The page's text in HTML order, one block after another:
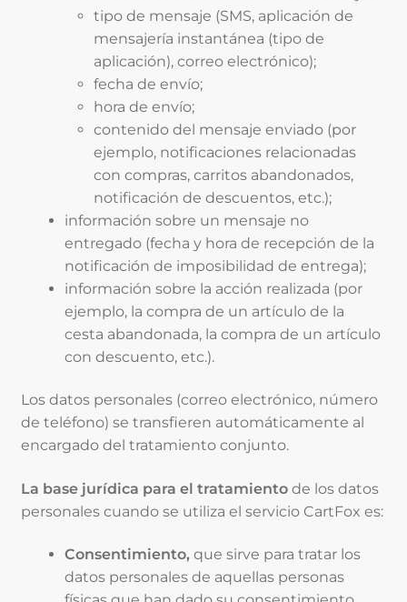
tipo de mensaje (SMS, aplicación de
mensajería instantánea (tipo de
aplicación), correo electrónico);
fecha de envío;
hora de envío;
contenido del mensaje enviado (por
ejemplo, notificaciones relacionadas
con compras, carritos abandonados,
notificación de descuentos, etc.);
información sobre un mensaje no
entregado (fecha y hora de recepción de la
notificación de imposibilidad de entrega);
información sobre la acción realizada (por
ejemplo, la compra de un artículo de la
cesta abandonada, la compra de un artículo
con descuento, etc.).
Los datos personales (correo electrónico, número
de teléfono) se transfieren automáticamente al
encargado del tratamiento conjunto.
La base jurídica para el tratamientode los datos
personales cuando se utiliza el servicio CartFox es:
Consentimiento,que sirve para tratar los
datos personales de aquellas personas